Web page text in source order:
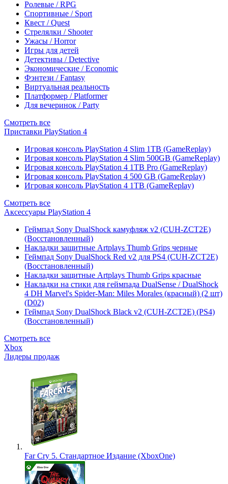
Ролевые / RPG
Спортивные / Sport
Квест / Quest
Стрелялки / Shooter
Ужасы / Horror
Игры для детей
Детективы / Detective
Экономические / Economic
Фэнтези / Fantasy
Виртуальная реальность
Платформер / Platformer
Для вечеринок / Party
Смотреть все
Приставки PlayStation 4
Игровая консоль PlayStation 4 Slim 1TB (GameReplay)
Игровая консоль PlayStation 4 Slim 500GB (GameReplay)
Игровая консоль PlayStation 4 1TB Pro (GameReplay)
Игровая консоль PlayStation 4 500 GB (GameReplay)
Игровая консоль PlayStation 4 1TB (GameReplay)
Смотреть все
Аксессуары PlayStation 4
Геймпад Sony DualShock камуфляж v2 (CUH-ZCT2E)
(Восстановленный)
Накладки защитные Artplays Thumb Grips черные
Геймпад Sony DualShock Red v2 для PS4 (CUH-ZCT2E)
(Восстановленный)
Накладки защитные Artplays Thumb Grips красные
Накладки на стики для геймпада DualSense / DualShock
4 DH Marvel's Spider-Man: Miles Morales (красный) (2 шт)
(D02)
Геймпад Sony DualShock Black v2 (CUH-ZCT2E) (PS4)
(Восстановленный)
Смотреть все
Xbox
Лидеры продаж
Far Cry 5. Стандартное Издание (XboxOne)